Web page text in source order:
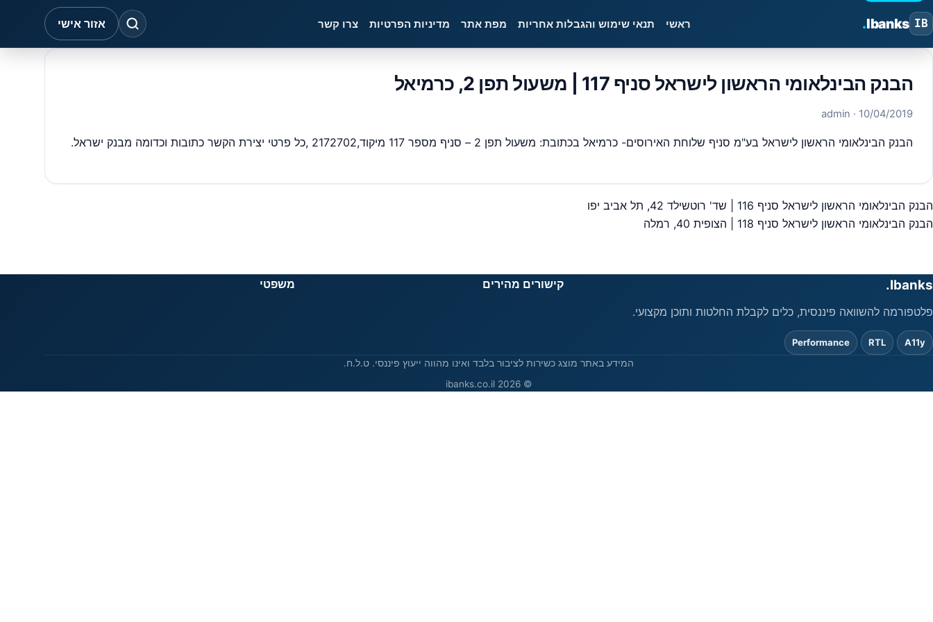
IB
Ibanks
. ראשי תנאי שימוש והגבלות אחריות מפת אתר מדיניות הפרטיות צרו קשר אזור אישי
הבנק הבינלאומי הראשון לישראל סניף 117 | משעול תפן 2, כרמיאל
10/04/2019
· admin
הבנק הבינלאומי הראשון לישראל בע"מ סניף שלוחת האירוסים- כרמיאל בכתובת: משעול תפן 2 – סניף מספר 117 מיקוד,2172702 ,כל פרטי יצירת הקשר כתובות וכדומה מבנק ישראל.
ניווט
הבנק הבינלאומי הראשון לישראל סניף 116 | שד' רוטשילד 42, תל אביב יפו
הבנק הבינלאומי הראשון לישראל סניף 118 | הצופית 40, רמלה
Ibanks.
פלטפורמה להשוואה פיננסית, כלים לקבלת החלטות ותוכן מקצועי.
A11y
RTL
Performance
קישורים מהירים משפטי
המידע באתר מוצג כשירות לציבור בלבד ואינו מהווה ייעוץ פיננסי. ט.ל.ח.
© 2026 ibanks.co.il